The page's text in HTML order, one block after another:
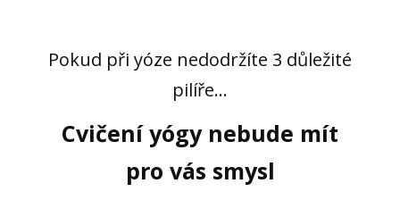
Pokud při yóze nedodržíte 3 důležité
pilíře...
Cvičení yógy nebude mít
pro vás smysl